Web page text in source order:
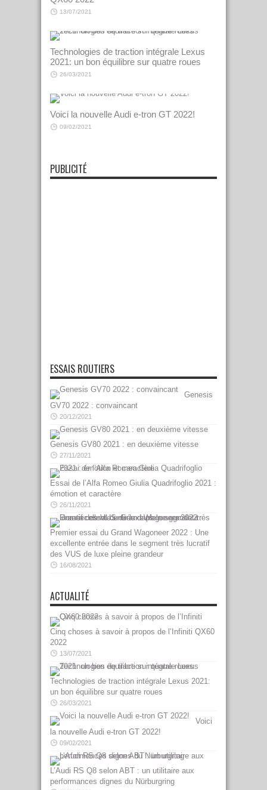
13/07/2021
Technologies de traction intégrale Lexus
2021: un bon équilibre sur quatre roues
26/03/2021
Voici la nouvelle Audi e-tron GT 2022!
09/02/2021
PUBLICITÉ
ESSAIS ROUTIERS
Genesis
GV70 2022 : convaincant
20/12/2021
Genesis GV80 2021 : en deuxième vitesse
27/11/2021
Essai de l’Alfa Romeo Giulia Quadrifoglio 2021 :
émotion et caractère
26/11/2021
Premier essai du Grand Wagoneer 2022 : Une
excellente entrée dans le segment très lucratif
des VUS de luxe pleine grandeur
16/08/2021
ACTUALITÉ
Cinq choses à savoir à propos de l’Infiniti QX60
2022
13/07/2021
Technologies de traction intégrale Lexus 2021:
un bon équilibre sur quatre roues
26/03/2021
Voici
la nouvelle Audi e-tron GT 2022!
09/02/2021
L’Audi RS Q8 selon ABT : un utilitaire aux
performances dignes du Nürburgring